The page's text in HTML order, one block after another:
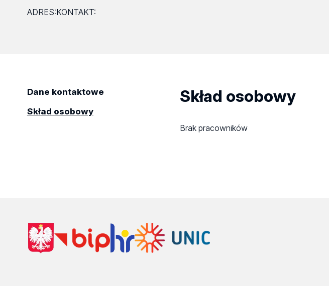
ADRES:KONTAKT:
Dane kontaktowe
Skład osobowy
Skład osobowy
Brak pracowników